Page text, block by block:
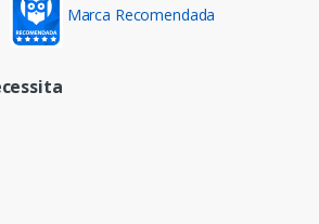
Marca Recomendada